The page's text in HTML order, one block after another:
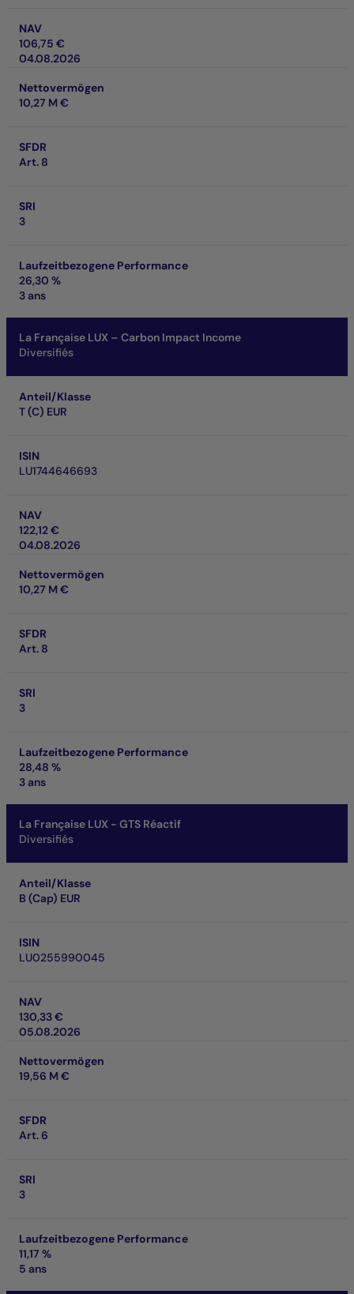
NAV
106,75 €
04.08.2026
Nettovermögen
10,27 M €
SFDR
Art. 8
SRI
3
Laufzeitbezogene Performance
26,30 %
3 ans
La Française LUX – Carbon Impact Income
Diversifiés
Anteil/Klasse
T (C) EUR
ISIN
LU1744646693
NAV
122,12 €
04.08.2026
Nettovermögen
10,27 M €
SFDR
Art. 8
SRI
3
Laufzeitbezogene Performance
28,48 %
3 ans
La Française LUX - GTS Réactif
Diversifiés
Anteil/Klasse
B (Cap) EUR
ISIN
LU0255990045
NAV
130,33 €
05.08.2026
Nettovermögen
19,56 M €
SFDR
Art. 6
SRI
3
Laufzeitbezogene Performance
11,17 %
5 ans